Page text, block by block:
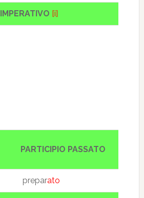
IMPERATIVO [i]
PARTICIPIO PASSATO
preparato